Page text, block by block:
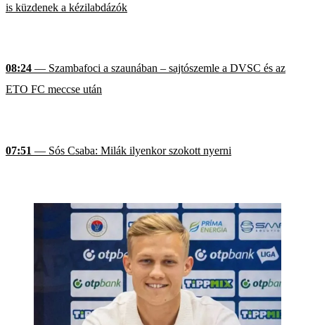
is küzdenek a kézilabdázók
08:24 — Szambafoci a szaunában – sajtószemle a DVSC és az
ETO FC meccse után
07:51 — Sós Csaba: Milák ilyenkor szokott nyerni